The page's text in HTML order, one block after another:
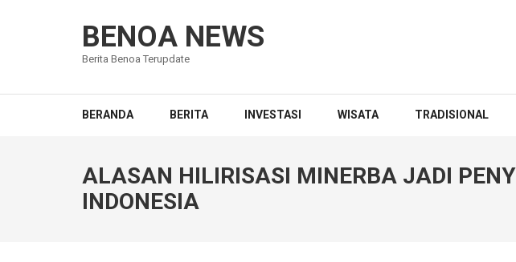
BENOA NEWS
Berita Benoa Terupdate
BERANDA BERITA INVESTASI WISATA TRADISIONAL
ALASAN HILIRISASI MINERBA JADI
INDONESIA